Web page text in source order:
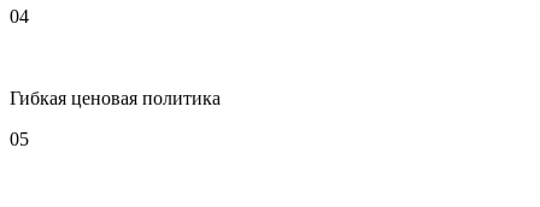
04
Гибкая ценовая политика
05